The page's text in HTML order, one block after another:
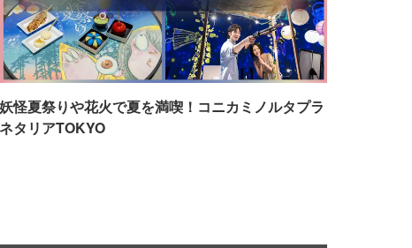
妖怪夏祭りや花火で夏を満喫！コニカミノルタプラ
ネタリアTOKYO